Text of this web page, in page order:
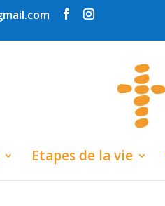
Etapes de la vie